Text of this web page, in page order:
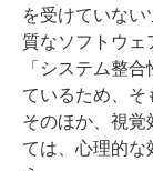
を受けていな
質なソフトウェ
「システム整
ているため、そ
そのほか、視覚
ては、心理的な